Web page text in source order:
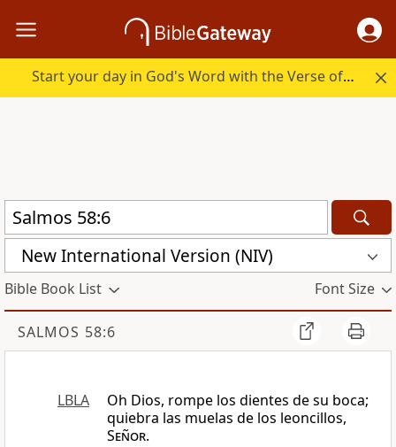
Start your day in God's Word with the Verse of the Day.
New International Version (NIV)
Bible Book List Font Size
SALMOS 58:6
LBLA
Oh Dios, rompe los dientes de su boca;
quiebra las muelas de los leoncillos,
Señor.